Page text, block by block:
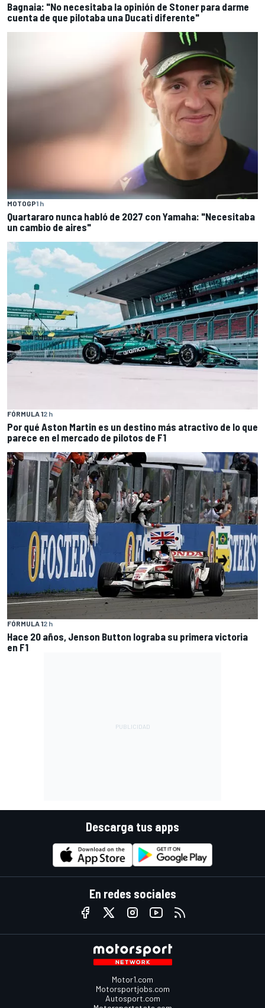
Bagnaia: "No necesitaba la opinión de Stoner para darme
cuenta de que pilotaba una Ducati diferente"
MOTOGP1 h
Quartararo nunca habló de 2027 con Yamaha: "Necesitaba
un cambio de aires"
FÓRMULA 12 h
Por qué Aston Martin es un destino más atractivo de lo que
parece en el mercado de pilotos de F1
FÓRMULA 12 h
Hace 20 años, Jenson Button lograba su primera victoria
en F1
Descarga tus apps
En redes sociales
Motor1.com
Motorsportjobs.com
Autosport.com